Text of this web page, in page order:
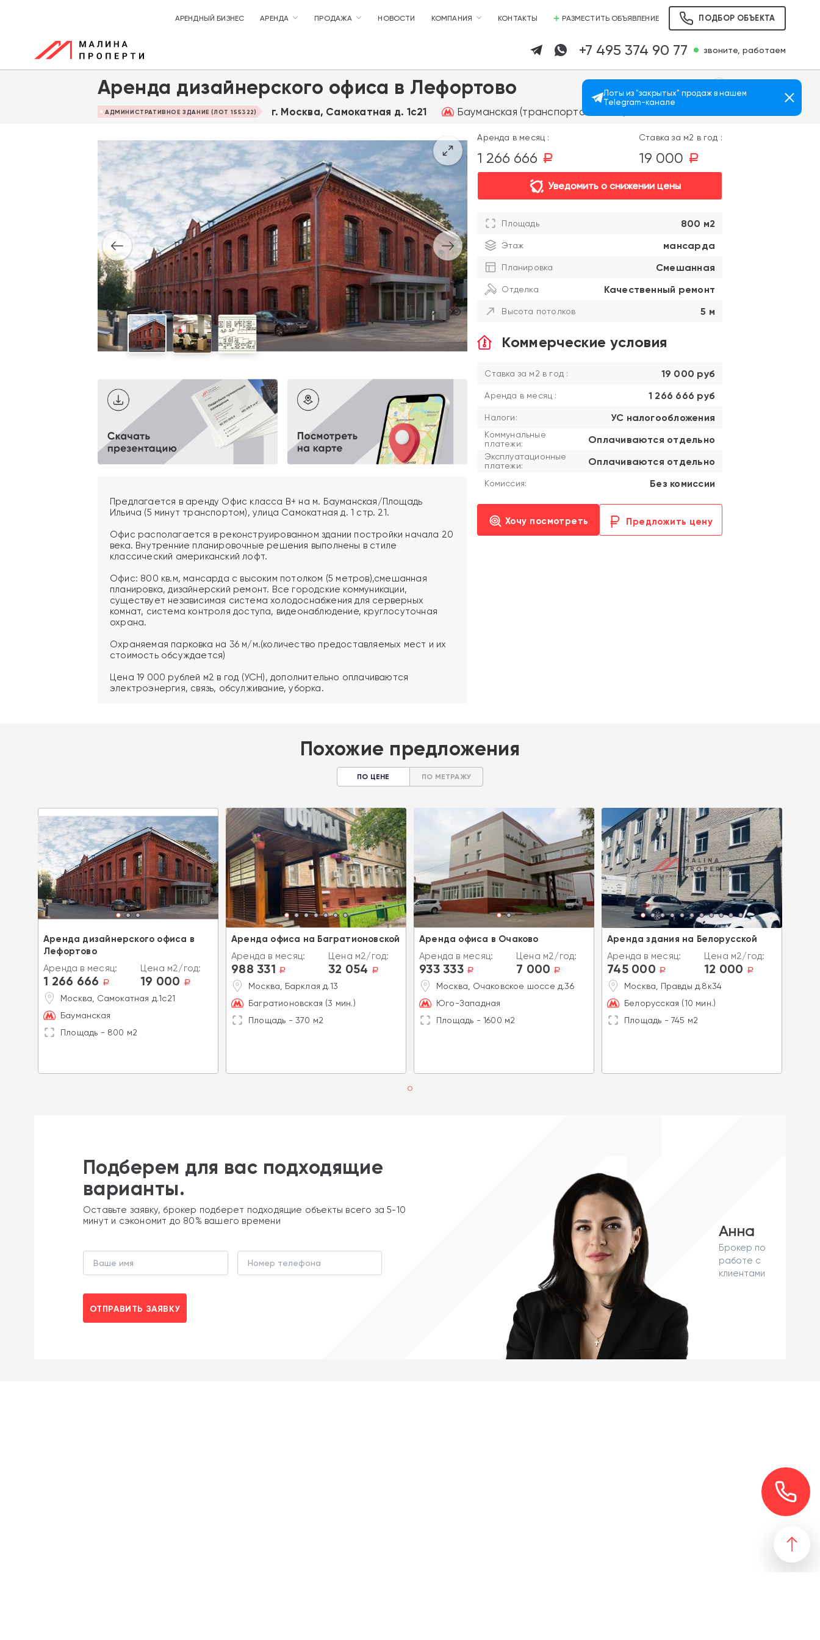
АРЕНДНЫЙ БИЗНЕС АРЕНДА ПРОДАЖА НОВОСТИ КОМПАНИЯ КОНТАКТЫ РАЗМЕСТИТЬ ОБЪЯВЛЕНИЕ ПОДБОР ОБЪЕКТА
+7 495 374 90 77 звоните, работаем
Аренда дизайнерского офиса в Лефортово
АДМИНИСТРАТИВНОЕ ЗДАНИЕ (ЛОТ 155322) г. Москва, Самокатная д. 1с21 Бауманская (транспортом 5 мин.)
Предлагается в аренду Офис класса В+ на м. Бауманская/Площадь
Ильича (5 минут транспортом), улица Самокатная д. 1 стр. 21.
Офис располагается в реконструированном здании постройки начала 20
века. Внутренние планировочные решения выполнены в стиле
классический американский лофт.
Офис: 800 кв.м, мансарда с высоким потолком (5 метров),смешанная
планировка, дизайнерский ремонт. Все городские коммуникации,
существует независимая система холодоснабжения для серверных
комнат, система контроля доступа, видеонаблюдение, круглосуточная
охрана.
Охраняемая парковка на 36 м/м.(количество предоставляемых мест и их
стоимость обсуждается)
Цена 19 000 рублей м2 в год (УСН), дополнительно оплачиваются
электроэнергия, связь, обсулживание, уборка.
Аренда в месяц :
1 266 666 a
Ставка за м2 в год :
19 000 a
Уведомить о снижении цены
Площадь 800 м2
Этаж мансарда
Планировка Смешанная
Отделка Качественный ремонт
Высота потолков 5 м
Коммерческие условия
Ставка за м2 в год : 19 000 руб
Аренда в месяц : 1 266 666 руб
Налоги: УС налогообложения
Коммунальные
платежи:
Оплачиваются отдельно
Эксплуатационные
платежи:
Оплачиваются отдельно
Комиссия: Без комиссии
Хочу посмотреть Предложить цену
Похожие предложения
ПО ЦЕНЕ ПО МЕТРАЖУ
Аренда дизайнерского офиса в
Лефортово
Аренда в месяц:
1 266 666 a
Цена м2/год:
19 000 a
Москва, Самокатная д.1с21
Бауманская
Площадь - 800 м2
Аренда офиса на Багратионовской
Аренда в месяц:
988 331 a
Цена м2/год:
32 054 a
Москва, Барклая д.13
Багратионовская (3 мин.)
Площадь - 370 м2
Аренда офиса в Очаково
Аренда в месяц:
933 333 a
Цена м2/год:
7 000 a
Москва, Очаковское шоссе д.36
Юго-Западная
Площадь - 1600 м2
Аренда здания на Белорусской
Аренда в месяц:
745 000 a
Цена м2/год:
12 000 a
Москва, Правды д.8к34
Белорусская (10 мин.)
Площадь - 745 м2
Подберем для вас подходящие
варианты.
Оставьте заявку, брокер подберет подходящие объекты всего за 5-10
минут и сэкономит до 80% вашего времени
ОТПРАВИТЬ ЗАЯВКУ
Анна
Брокер по
работе с
клиентами
Лоты из "закрытых" продаж в нашем
Telegram-канале